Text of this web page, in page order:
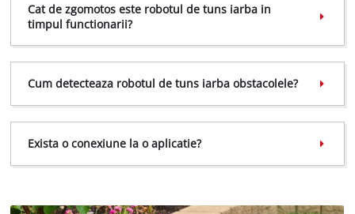
Cat de zgomotos este robotul de tuns iarba in
timpul functionarii?
Cum detecteaza robotul de tuns iarba obstacolele?
Exista o conexiune la o aplicatie?